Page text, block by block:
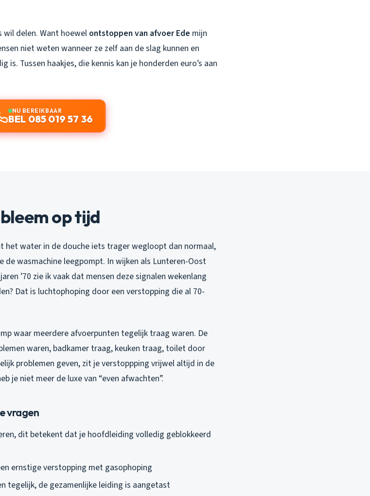
wil delen. Want hoewelontstoppen van afvoer Ede mijn
niet weten wanneer ze zelf aan de slag kunnen en
is. Tussen haakjes, die kennis kan je honderden euro’s aan
NU BEREIKBAAR
BEL 085 019 57 36
op tijd
het water in de douche iets trager wegloopt dan normaal,
wasmachine leegpompt. In wijken als Lunteren-Oost
’70 zie ik vaak dat mensen deze signalen wekenlang
Dat is luchtophoping door een verstopping die al 70-
waar meerdere afvoerpunten tegelijk traag waren. De
waren, badkamer traag, keuken traag, toilet door
problemen geven, zit je verstoppping vrijwel altijd in de
je niet meer de luxe van “even afwachten”.
vragen
dit betekent dat je hoofdleiding volledig geblokkeerd
ernstige verstopping met gasophoping
tegelijk, de gezamenlijke leiding is aangetast